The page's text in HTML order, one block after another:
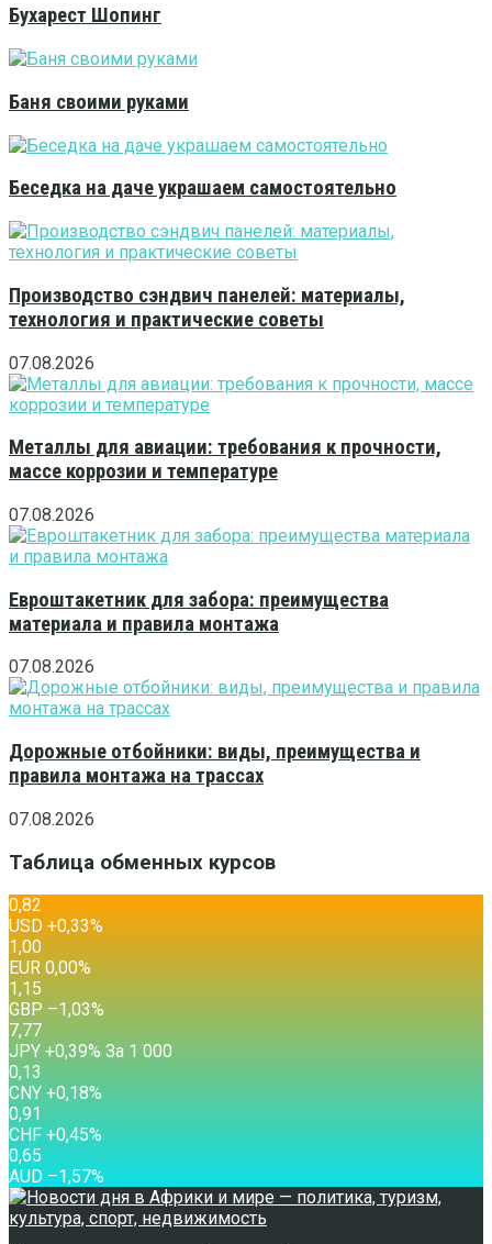
Бухарест Шопинг
Баня своими руками
Беседка на даче украшаем самостоятельно
Производство сэндвич панелей: материалы,
технология и практические советы
07.08.2026
Металлы для авиации: требования к прочности,
массе коррозии и температуре
07.08.2026
Евроштакетник для забора: преимущества
материала и правила монтажа
07.08.2026
Дорожные отбойники: виды, преимущества и
правила монтажа на трассах
07.08.2026
Таблица обменных курсов
0,82
USD +0,33%
1,00
EUR 0,00%
1,15
GBP –1,03%
7,77
JPY +0,39% За 1 000
0,13
CNY +0,18%
0,91
CHF +0,45%
0,65
AUD –1,57%